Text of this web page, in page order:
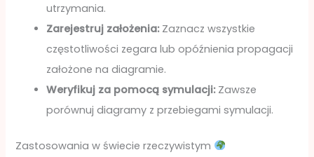
utrzymania.
Zarejestruj założenia:Zaznacz wszystkie
częstotliwości zegara lub opóźnienia propagacji
założone na diagramie.
Weryfikuj za pomocą symulacji:Zawsze
porównuj diagramy z przebiegami symulacji.
Zastosowania w świecie rzeczywistym